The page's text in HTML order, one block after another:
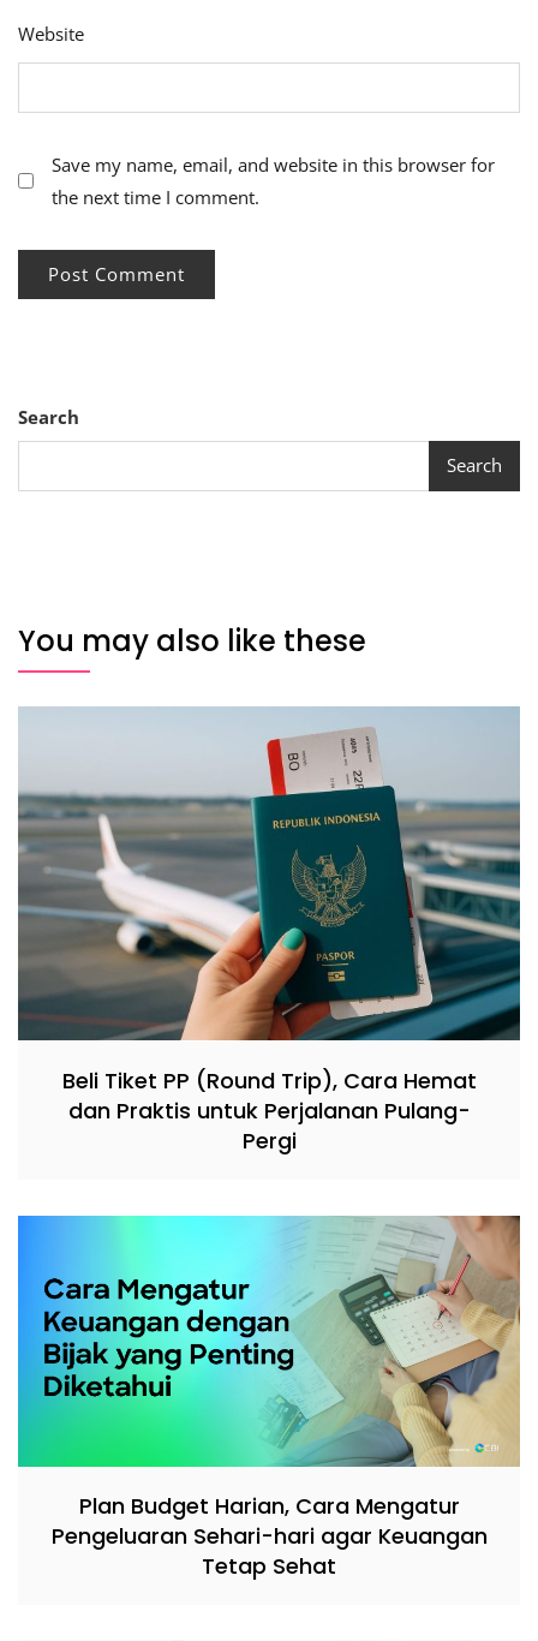
Website
Save my name, email, and website in this browser for
the next time I comment.
Search
Search
You may also like these
Beli Tiket PP (Round Trip), Cara Hemat
dan Praktis untuk Perjalanan Pulang-
Pergi
Plan Budget Harian, Cara Mengatur
Pengeluaran Sehari-hari agar Keuangan
Tetap Sehat